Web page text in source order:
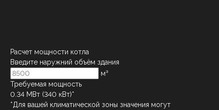
Расчет мощности котла
Введите наружний объём здания
м³
Требуемая мощность
0.34 МВт (340 кВт)*
*Для вашей климатической зоны значения могут